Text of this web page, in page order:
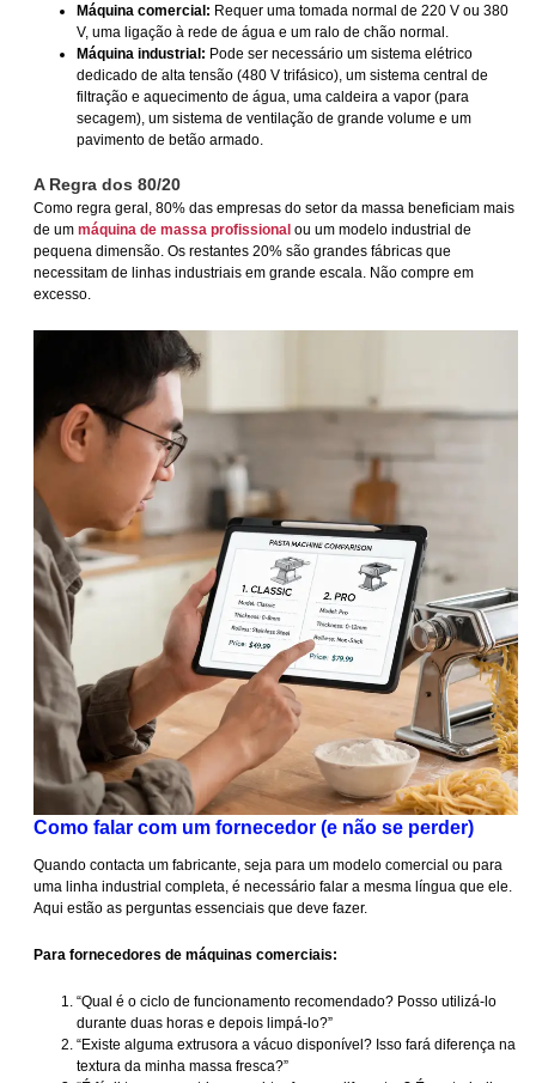
Máquina comercial: Requer uma tomada normal de 220 V ou 380
V, uma ligação à rede de água e um ralo de chão normal.
Máquina industrial: Pode ser necessário um sistema elétrico
dedicado de alta tensão (480 V trifásico), um sistema central de
filtração e aquecimento de água, uma caldeira a vapor (para
secagem), um sistema de ventilação de grande volume e um
pavimento de betão armado.
A Regra dos 80/20
Como regra geral, 80% das empresas do setor da massa beneficiam mais
de um máquina de massa profissionalou um modelo industrial de
pequena dimensão. Os restantes 20% são grandes fábricas que
necessitam de linhas industriais em grande escala. Não compre em
excesso.
Como falar com um fornecedor (e não se perder)
Quando contacta um fabricante, seja para um modelo comercial ou para
uma linha industrial completa, é necessário falar a mesma língua que ele.
Aqui estão as perguntas essenciais que deve fazer.
Para fornecedores de máquinas comerciais:
“Qual é o ciclo de funcionamento recomendado? Posso utilizá-lo
durante duas horas e depois limpá-lo?”
“Existe alguma extrusora a vácuo disponível? Isso fará diferença na
textura da minha massa fresca?”